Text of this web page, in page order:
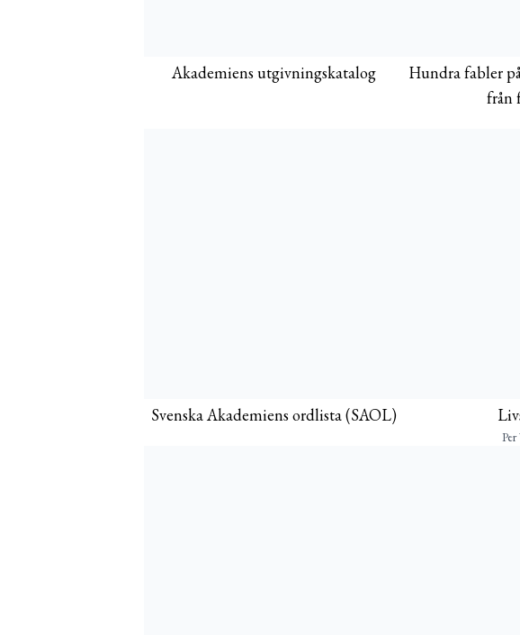
Akademiens utgivningskatalog
Hundra fabler
från
Svenska Akademiens ordlista (SAOL)